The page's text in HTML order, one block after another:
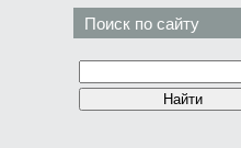
Поиск по сайту